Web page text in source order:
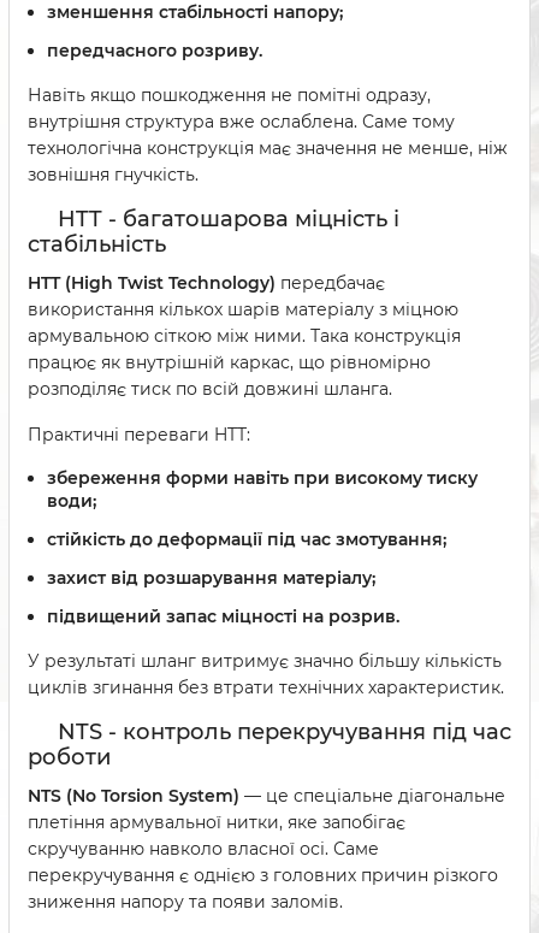
зменшення стабільності напору;
передчасного розриву.
Навіть якщо пошкодження не помітні одразу,
внутрішня структура вже ослаблена. Саме тому
технологічна конструкція має значення не менше, ніж
зовнішня гнучкість.
HTT - багатошарова міцність і
стабільність
HTT (High Twist Technology) передбачає
використання кількох шарів матеріалу з міцною
армувальною сіткою між ними. Така конструкція
працює як внутрішній каркас, що рівномірно
розподіляє тиск по всій довжині шланга.
Практичні переваги HTT:
збереження форми навіть при високому тиску
води;
стійкість до деформації під час змотування;
захист від розшарування матеріалу;
підвищений запас міцності на розрив.
У результаті шланг витримує значно більшу кількість
циклів згинання без втрати технічних характеристик.
NTS - контроль перекручування під час
роботи
NTS (No Torsion System) — це спеціальне діагональне
плетіння армувальної нитки, яке запобігає
скручуванню навколо власної осі. Саме
перекручування є однією з головних причин різкого
зниження напору та появи заломів.